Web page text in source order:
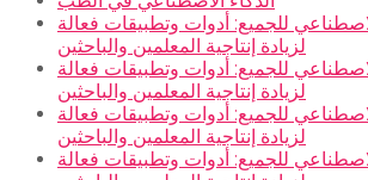
للجميع: أدوات وتطبيقات فعالة
لزيادة إنتاجية المعلمين والباحثين
للجميع: أدوات وتطبيقات فعالة
لزيادة إنتاجية المعلمين والباحثين
للجميع: أدوات وتطبيقات فعالة
لزيادة إنتاجية المعلمين والباحثين
للجميع: أدوات وتطبيقات فعالة